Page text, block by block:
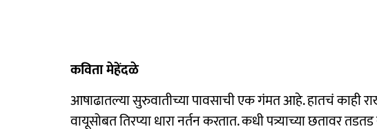
कविता मेहेंदळे
आषाढातल्या सुरुवातीच्या पावसाची एक गंमत आहे. हातचं काही
वायूसोबत तिरप्या धारा नर्तन करतात. कधी पत्र्याच्या छतावर